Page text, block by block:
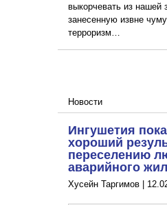
выкорчевать из нашей
занесенную извне
терроризм…
Новости
Ингушетия
хороший
переселению
аварийного
Хусейн Таргимов |